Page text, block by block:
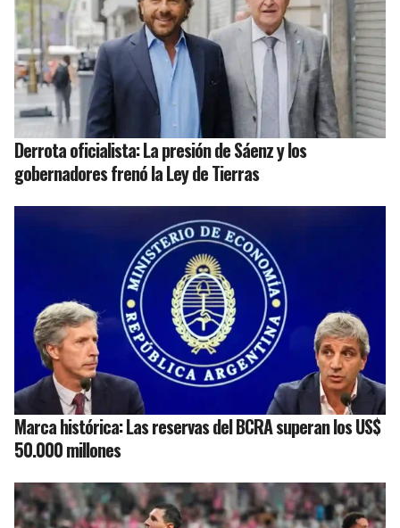
Derrota oficialista: La presión de Sáenz y los
gobernadores frenó la Ley de Tierras
Marca histórica: Las reservas del BCRA superan los US$
50.000 millones